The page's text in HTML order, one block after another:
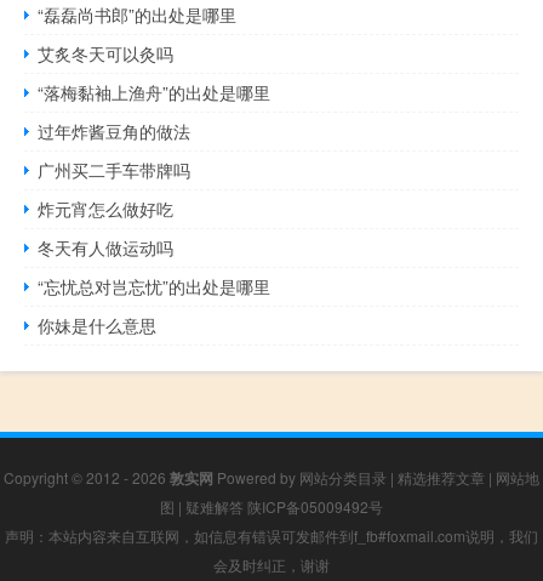
“磊磊尚书郎”的出处是哪里
艾炙冬天可以灸吗
“落梅黏袖上渔舟”的出处是哪里
过年炸酱豆角的做法
广州买二手车带牌吗
炸元宵怎么做好吃
冬天有人做运动吗
“忘忧总对岂忘忧”的出处是哪里
你妹是什么意思
Copyright © 2012 - 2026 敦实网 Powered by 网站分类目录 | 精选推荐文章 | 网站地
图 | 疑难解答 陕ICP备05009492号
声明：本站内容来自互联网，如信息有错误可发邮件到f_fb#foxmail.com说明，我们
会及时纠正，谢谢